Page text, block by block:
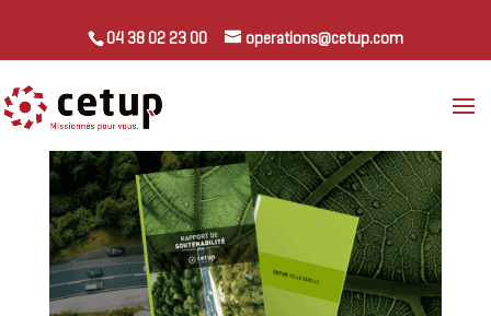
04 38 02 23 00 operations@cetup.com